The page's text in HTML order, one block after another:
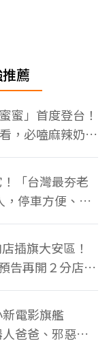
薦
蜜」首度登台！
，必嗑麻辣奶油
「台灣最夯老
停車方便、特
插旗大安區！
告再開２分店、
電影旗艦
爸爸、邪惡正